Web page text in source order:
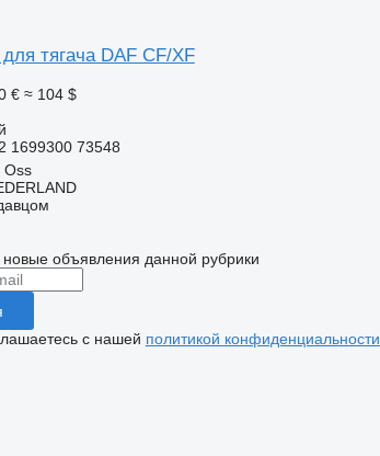
тягача DAF CF/XF
€ ≈ 104 $
1699300 73548
объявления данной рубрики
с нашей политикой конфиденциальности